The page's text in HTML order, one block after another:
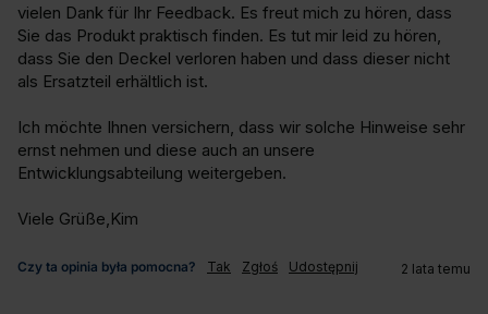
vielen Dank für Ihr Feedback. Es freut mich zu hören, dass
Sie das Produkt praktisch finden. Es tut mir leid zu hören,
dass Sie den Deckel verloren haben und dass dieser nicht
als Ersatzteil erhältlich ist.
Ich möchte Ihnen versichern, dass wir solche Hinweise sehr
ernst nehmen und diese auch an unsere
Entwicklungsabteilung weitergeben.
Viele Grüße,Kim
Czy ta opinia była pomocna? Tak Zgłoś Udostępnij 2 lata temu